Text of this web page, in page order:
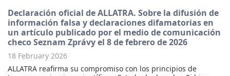
Declaración oficial de ALLATRA. Sobre la difusión de
información falsa y declaraciones difamatorias en
un artículo publicado por el medio de comunicación
checo Seznam Zprávy el 8 de febrero de 2026
18 February 2026
ALLATRA reafirma su compromiso con los principios de